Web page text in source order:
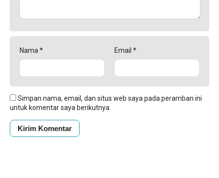
Nama * Email *
Simpan nama, email, dan situs web saya pada peramban ini
untuk komentar saya berikutnya.